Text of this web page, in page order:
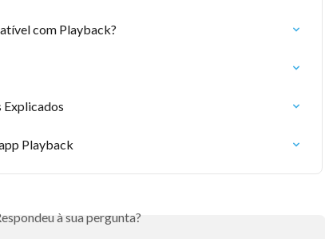
com Playback?
Playback
à sua pergunta?